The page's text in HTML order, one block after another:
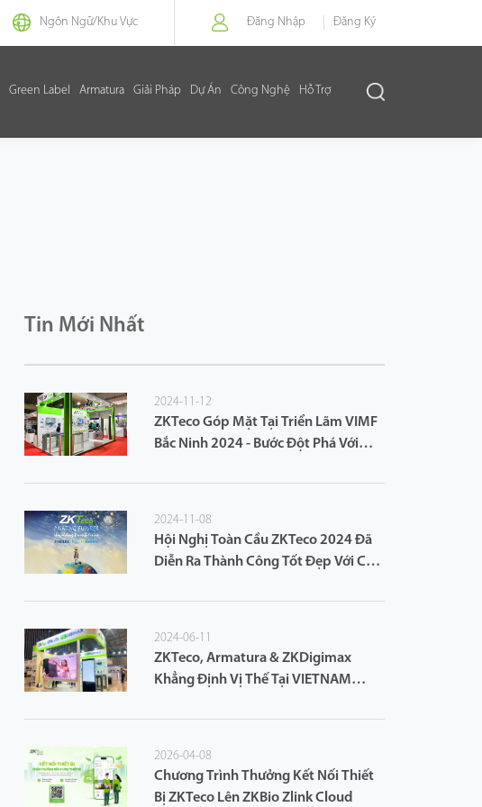
Ngôn Ngữ/Khu Vực Đăng Nhập Đăng Ký
Green Label Armatura Giải Pháp Dự Án Công Nghệ
Hỗ Trợ
Tin Mới Nhất
2024-11-12
ZKTeco Góp Mặt Tại Triển Lãm VIMF
Bắc Ninh 2024 - Bước Đột Phá Với
2024-11-08
Hội Nghị Toàn Cầu ZKTeco 2024 Đã
Diễn Ra Thành Công Tốt Đẹp Với Chủ
Tương Lai"
2024-06-11
ZKTeco, Armatura & ZKDigimax
Khẳng Định Vị Thế Tại VIETNAM
2026-04-08
Chương Trình Thưởng Kết Nối Thiết
Bị ZKTeco Lên ZKBio Zlink Cloud